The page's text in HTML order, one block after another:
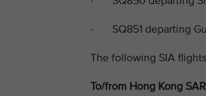
· SQ851 departing
The following SIA
To/from Hong Kong SAR